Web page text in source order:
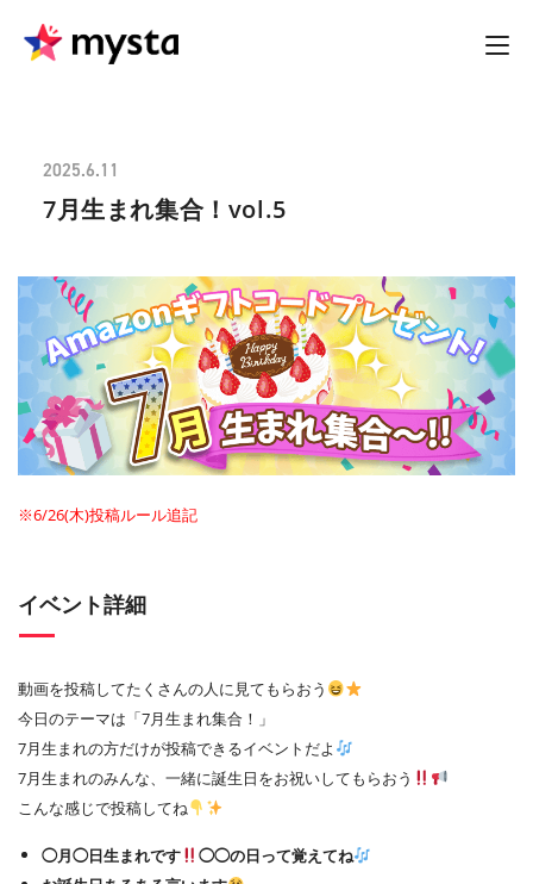
2025.6.11
7月生まれ集合！vol.5
※6/26(木)投稿ルール追記
イベント詳細
動画を投稿してたくさんの人に見てもらおう
今日のテーマは「7月生まれ集合！」
7月生まれの方だけが投稿できるイベントだよ
7月生まれのみんな、一緒に誕生日をお祝いしてもらおう
こんな感じで投稿してね
◯月◯日生まれです
◯◯の日って覚えてね